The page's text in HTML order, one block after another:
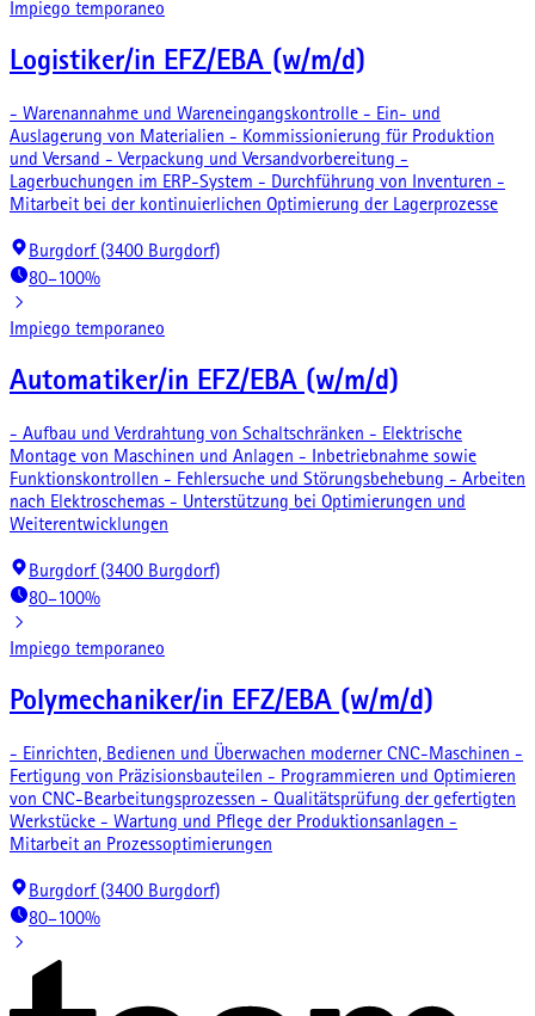
Impiego temporaneo
Logistiker/in EFZ/EBA (w/m/d)
- Warenannahme und Wareneingangskontrolle - Ein- und
Auslagerung von Materialien - Kommissionierung für Produktion
und Versand - Verpackung und Versandvorbereitung -
Lagerbuchungen im ERP-System - Durchführung von Inventuren -
Mitarbeit bei der kontinuierlichen Optimierung der Lagerprozesse
Burgdorf (3400 Burgdorf)
80–100%
Impiego temporaneo
Automatiker/in EFZ/EBA (w/m/d)
- Aufbau und Verdrahtung von Schaltschränken - Elektrische
Montage von Maschinen und Anlagen - Inbetriebnahme sowie
Funktionskontrollen - Fehlersuche und Störungsbehebung - Arbeiten
nach Elektroschemas - Unterstützung bei Optimierungen und
Weiterentwicklungen
Burgdorf (3400 Burgdorf)
80–100%
Impiego temporaneo
Polymechaniker/in EFZ/EBA (w/m/d)
- Einrichten, Bedienen und Überwachen moderner CNC-Maschinen -
Fertigung von Präzisionsbauteilen - Programmieren und Optimieren
von CNC-Bearbeitungsprozessen - Qualitätsprüfung der gefertigten
Werkstücke - Wartung und Pflege der Produktionsanlagen -
Mitarbeit an Prozessoptimierungen
Burgdorf (3400 Burgdorf)
80–100%